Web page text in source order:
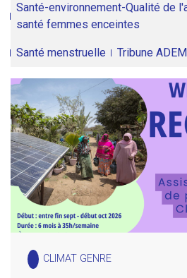
Santé-environnement-Qualité de
santé femmes enceintes
Santé menstruelle Tribune
CLIMAT GENRE